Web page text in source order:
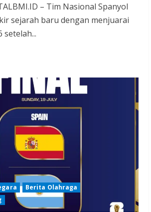
– Tim Nasional Spanyol
sejarah baru dengan menjuarai
setelah...
Berita Olahraga